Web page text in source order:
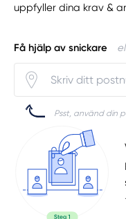
uppfyller dina krav &
Få hjälp av snickare
Psst, använd din